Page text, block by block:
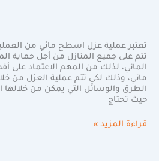
تعتبر عملية عزل اسطح مائي من
تتم على جميع المنازل من أجل حماية
المائي، لذلك من المهم الاعتماد
مائي، وذلك لكي تتم عملية العزل من
الطرق والوسائل التي يمكن من خلالها
حيث تحتاج
قراءة المزيد »